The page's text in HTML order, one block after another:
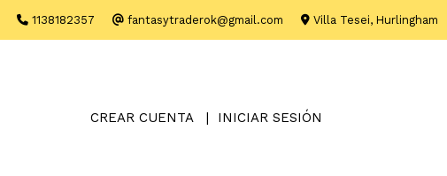
1138182357 fantasytraderok@gmail.com Villa Tesei, Hurlingham
CREAR CUENTA INICIAR SESIÓN